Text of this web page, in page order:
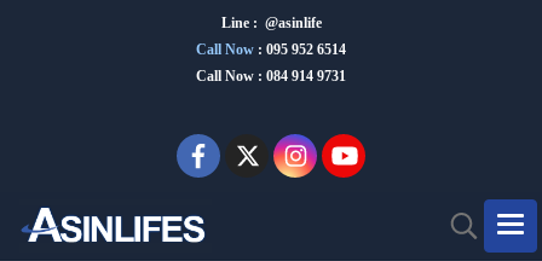
Line : @asinlife
Call Now : 095 952 6514
Call Now : 084 914 9731